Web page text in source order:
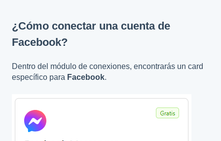
¿Cómo conectar una cuenta de
Facebook?
Dentro del módulo de conexiones, encontrarás un card
específico para Facebook.